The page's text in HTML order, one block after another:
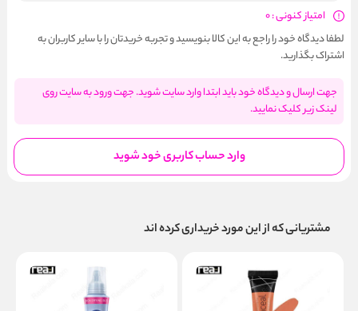
امتیاز کنونی : 0
لطفا دیدگاه خود را راجع به این کالا بنویسید و تجربه خریدتان را با سایر کاربران به
اشتراک بگذارید.
جهت ارسال و دیدگاه خود باید ابتدا وارد سایت شوید. جهت ورود به سایت روی
لینک زیر کلیک نمایید.
وارد حساب کاربری خود شوید
مشتریانی که از این مورد خریداری کرده اند